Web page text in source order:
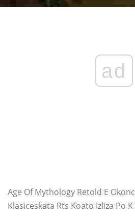
ad
Age Of Mythology Retold E
Klasiceskata Rts Koato Izliza Po